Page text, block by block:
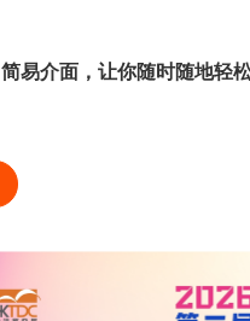
简易介面，让你随时随地轻